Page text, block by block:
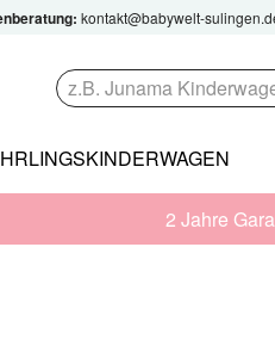
kontakt@babywelt-
2 Jahre